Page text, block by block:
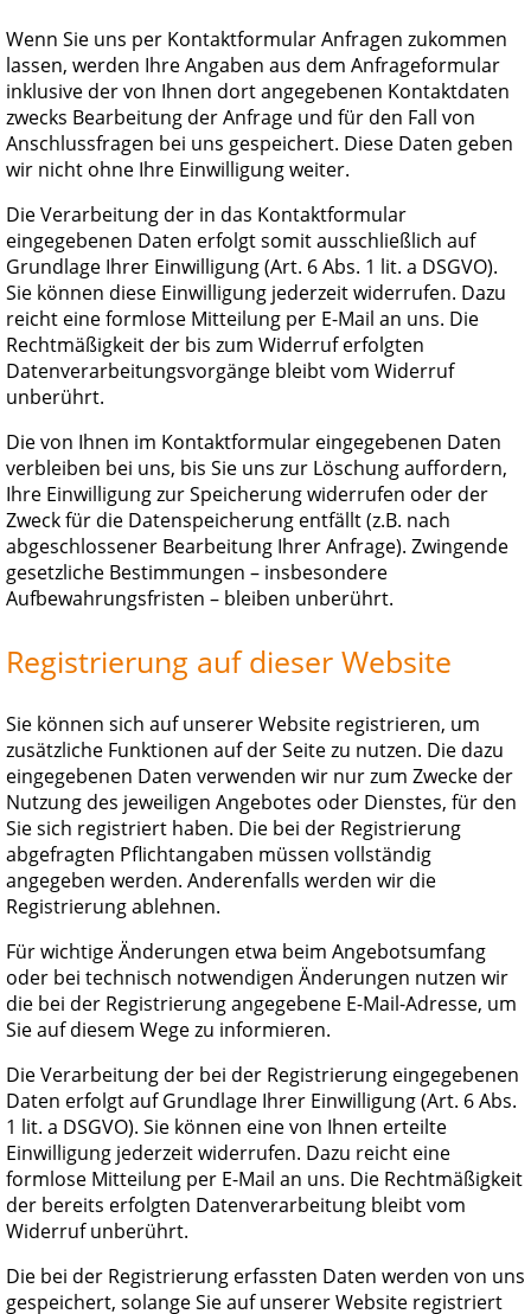
Wenn Sie uns per Kontaktformular Anfragen zukommen
lassen, werden Ihre Angaben aus dem Anfrageformular
inklusive der von Ihnen dort angegebenen Kontaktdaten
zwecks Bearbeitung der Anfrage und für den Fall von
Anschlussfragen bei uns gespeichert. Diese Daten geben
wir nicht ohne Ihre Einwilligung weiter.
Die Verarbeitung der in das Kontaktformular
eingegebenen Daten erfolgt somit ausschließlich auf
Grundlage Ihrer Einwilligung (Art. 6 Abs. 1 lit. a DSGVO).
Sie können diese Einwilligung jederzeit widerrufen. Dazu
reicht eine formlose Mitteilung per E-Mail an uns. Die
Rechtmäßigkeit der bis zum Widerruf erfolgten
Datenverarbeitungsvorgänge bleibt vom Widerruf
unberührt.
Die von Ihnen im Kontaktformular eingegebenen Daten
verbleiben bei uns, bis Sie uns zur Löschung auffordern,
Ihre Einwilligung zur Speicherung widerrufen oder der
Zweck für die Datenspeicherung entfällt (z.B. nach
abgeschlossener Bearbeitung Ihrer Anfrage). Zwingende
gesetzliche Bestimmungen – insbesondere
Aufbewahrungsfristen – bleiben unberührt.
Registrierung auf dieser Website
Sie können sich auf unserer Website registrieren, um
zusätzliche Funktionen auf der Seite zu nutzen. Die dazu
eingegebenen Daten verwenden wir nur zum Zwecke der
Nutzung des jeweiligen Angebotes oder Dienstes, für den
Sie sich registriert haben. Die bei der Registrierung
abgefragten Pflichtangaben müssen vollständig
angegeben werden. Anderenfalls werden wir die
Registrierung ablehnen.
Für wichtige Änderungen etwa beim Angebotsumfang
oder bei technisch notwendigen Änderungen nutzen wir
die bei der Registrierung angegebene E-Mail-Adresse, um
Sie auf diesem Wege zu informieren.
Die Verarbeitung der bei der Registrierung eingegebenen
Daten erfolgt auf Grundlage Ihrer Einwilligung (Art. 6 Abs.
1 lit. a DSGVO). Sie können eine von Ihnen erteilte
Einwilligung jederzeit widerrufen. Dazu reicht eine
formlose Mitteilung per E-Mail an uns. Die Rechtmäßigkeit
der bereits erfolgten Datenverarbeitung bleibt vom
Widerruf unberührt.
Die bei der Registrierung erfassten Daten werden von uns
gespeichert, solange Sie auf unserer Website registriert